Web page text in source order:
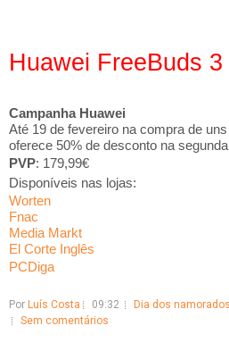
Huawei FreeBuds
Campanha Huawei
Até 19 de fevereiro na compra de
oferece 50% de desconto na
PVP: 179,99€
Disponíveis nas lojas:
Worten
Fnac
Media Markt
El Corte Inglês
PCDiga
Por Luís Costa 09:32 Dia dos namorados
Sem comentários